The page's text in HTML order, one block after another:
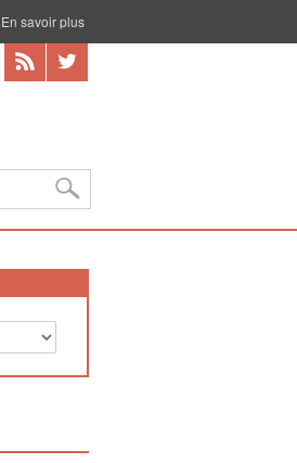
En savoir plus